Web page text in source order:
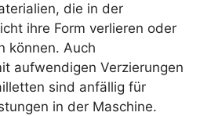
die in der
ihre Form verlieren oder
können. Auch
aufwendigen Verzierungen
sind anfällig für
in der Maschine.